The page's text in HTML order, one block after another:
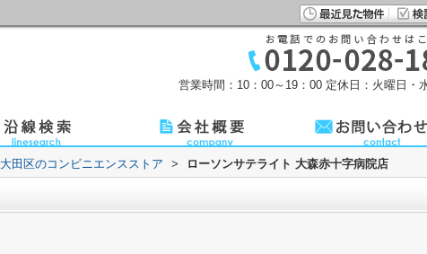
営業時間：10：00～19：00 定休日：火曜日・
大田区のコンビニエンスストア > ローソンサテライト 大森赤十字病院店